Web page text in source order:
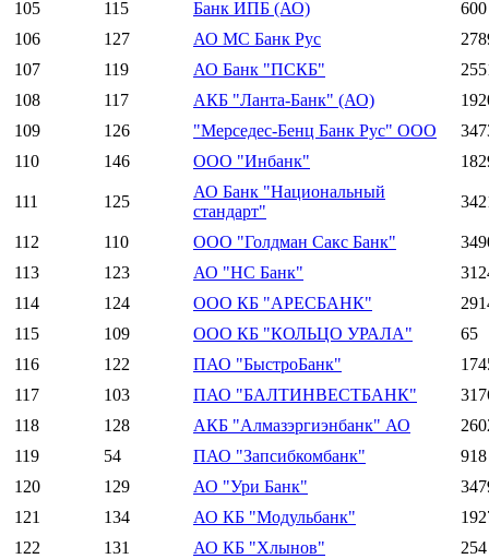
105 115 Банк ИПБ (АО)
600
106
127 АО МС Банк Рус
107
119 АО Банк "ПСКБ"
108
117 АКБ "Ланта-Банк" (АО)
109
126 "Мерседес-Бенц Банк Рус" ООО
110
146 ООО "Инбанк"
111 125
АО Банк "Национальный
стандарт"
112 110 ООО "Голдман Сакс Банк"
113
123 АО "НС Банк"
114
124 ООО КБ "АРЕСБАНК"
115
109 ООО КБ "КОЛЬЦО УРАЛА"
65
116
122 ПАО "БыстроБанк"
117
103 ПАО "БАЛТИНВЕСТБАНК"
118
128 АКБ "Алмазэргиэнбанк" АО
119
54 ПАО "Запсибкомбанк"
918
120
129 АО "Ури Банк"
121
134 АО КБ "Модульбанк"
122
131 АО КБ "Хлынов"
254